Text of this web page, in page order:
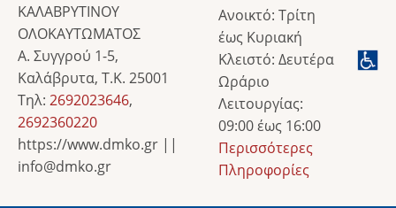
ΚΑΛΑΒΡΥΤΙΝΟΥ
ΟΛΟΚΑΥΤΩΜΑΤΟΣ
Α. Συγγρού 1-5,
Καλάβρυτα, Τ.Κ. 25001
Τηλ: 2692023646,
2692360220
https://www.dmko.gr ||
info@dmko.gr
Ανοικτό: Τρίτη
έως Κυριακή
Κλειστό: Δευτέρα
Ωράριο
Λειτουργίας:
09:00 έως 16:00
Περισσότερες
Πληροφορίες